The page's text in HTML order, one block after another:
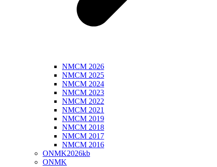
NMCM 2026
NMCM 2025
NMCM 2024
NMCM 2023
NMCM 2022
NMCM 2021
NMCM 2019
NMCM 2018
NMCM 2017
NMCM 2016
ONMK2026kb
ONMK